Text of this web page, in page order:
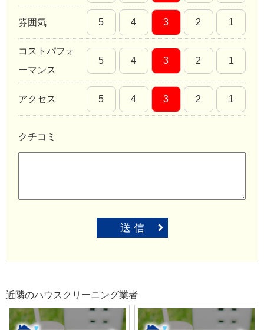
雰囲気 5 4 3 2 1
コストパフォ
ーマンス
5 4 3 2 1
アクセス 5 4 3 2 1
クチコミ
送 信
近隣のハウスクリーニング業者